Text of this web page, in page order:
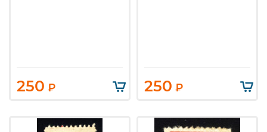
250 ₽ 250 ₽